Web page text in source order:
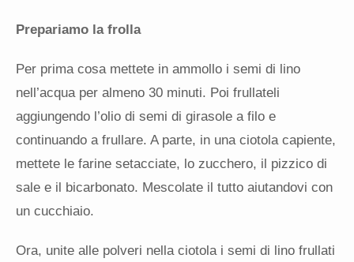
Prepariamo la frolla
Per prima cosa mettete in ammollo i semi di lino
nell’acqua per almeno 30 minuti. Poi frullateli
aggiungendo l’olio di semi di girasole a filo e
continuando a frullare. A parte, in una ciotola capiente,
mettete le farine setacciate, lo zucchero, il pizzico di
sale e il bicarbonato. Mescolate il tutto aiutandovi con
un cucchiaio.
Ora, unite alle polveri nella ciotola i semi di lino frullati